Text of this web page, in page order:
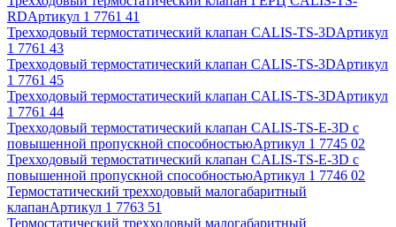
RDАртикул 1 7761 41
Трехходовый термостатический клапан CALIS-TS-3DАртикул
1 7761 43
Трехходовый термостатический клапан CALIS-TS-3DАртикул
1 7761 45
Трехходовый термостатический клапан CALIS-TS-3DАртикул
1 7761 44
Трехходовый термостатический клапан CALIS-TS-E-3D с
повышенной пропускной способностьюАртикул 1 7745 02
Трехходовый термостатический клапан CALIS-TS-E-3D с
повышенной пропускной способностьюАртикул 1 7746 02
Термостатический трехходовый малогабаритный
клапанАртикул 1 7763 51
Термостатический трехходовый малогабаритный